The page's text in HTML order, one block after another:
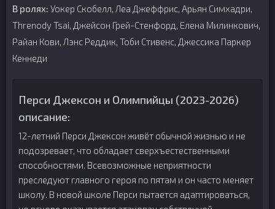
В ролях: Уокер Скобелл, Леа Джеффрис, Арьян Симхадри,
Threnody Tsai, Джейсон Грей-Стенфорд, Елена Милинкович,
Райан Кови, Лэнс Реддик, Тоби Стивенс, Джессика Паркер
Кеннеди
Перси Джексон и Олимпийцы (2023-2026)
описание:
12-летний Перси Джексон живёт обычной жизнью и не
подозревает, что обладает сверхъестественными
способностями. Всевозможные неприятности
преследуют главного героя по пятам и он часто меняет
школу. В новой школе Перси пытается адаптироваться,